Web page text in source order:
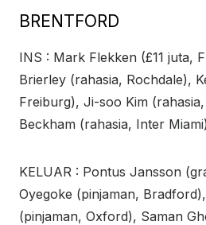
BRENTFORD
INS : Mark Flekken (£11 juta,
Brierley (rahasia, Rochdale),
Freiburg), Ji-soo Kim
Beckham (rahasia, Inter
KELUAR : Pontus Jansson
Oyegoke (pinjaman,
(pinjaman, Oxford), Saman